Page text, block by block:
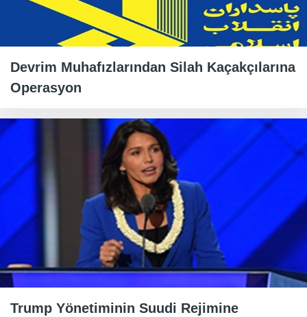
Devrim Muhafızlarından Silah Kaçakçılarına
Operasyon
Trump Yönetiminin Suudi Rejimine